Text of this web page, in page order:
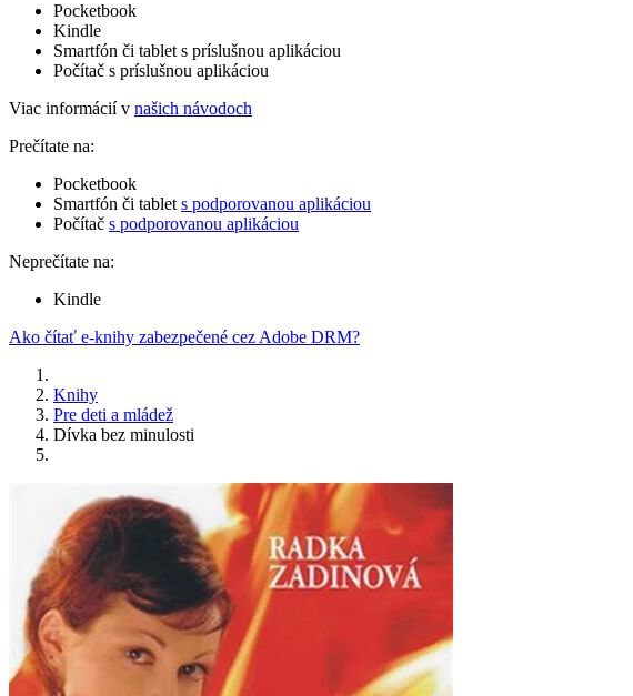
Pocketbook
Kindle
Smartfón či tablet s príslušnou aplikáciou
Počítač s príslušnou aplikáciou
Viac informácií v našich návodoch
Prečítate na:
Pocketbook
Smartfón či tablet s podporovanou aplikáciou
Počítač s podporovanou aplikáciou
Neprečítate na:
Kindle
Ako čítať e-knihy zabezpečené cez Adobe DRM?
Knihy
Pre deti a mládež
Dívka bez minulosti